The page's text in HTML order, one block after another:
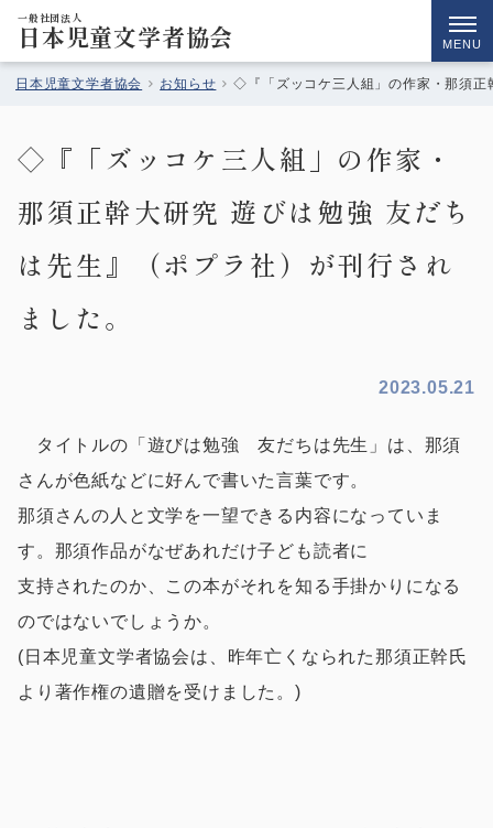
一般社団法人
日本児童文学者協会 MENU
日本児童文学者協会 お知らせ ◇『「ズッコケ三人組」の作家・那須正
◇『「ズッコケ三人組」の作家・
那須正幹大研究 遊びは勉強 友だち
は先生』（ポプラ社）が刊行され
ました。
2023.05.21
タイトルの「遊びは勉強 友だちは先生」は、那須
さんが色紙などに好んで書いた言葉です。
那須さんの人と文学を一望できる内容になっていま
す。那須作品がなぜあれだけ子ども読者に
支持されたのか、この本がそれを知る手掛かりになる
のではないでしょうか。
(日本児童文学者協会は、昨年亡くなられた那須正幹氏
より著作権の遺贈を受けました。)